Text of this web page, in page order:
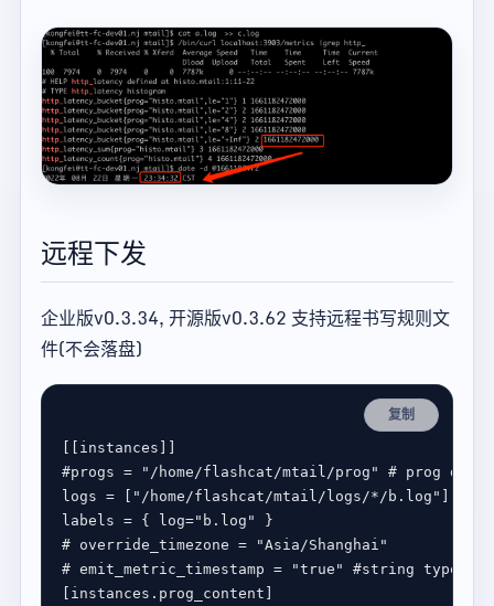
远程下发
企业版v0.3.34, 开源版v0.3.62 支持远程书写规则文
件(不会落盘)
复制
instances
#progs = "/home/flashcat/mtail/prog" # prog dir1
logs = [ "/home/flashcat/mtail/logs/*/b.log"
labels = { log="b.log"
# override_timezone = "Asia/Shanghai"
# emit_metric_timestamp = "true" #string type
instances . prog_content